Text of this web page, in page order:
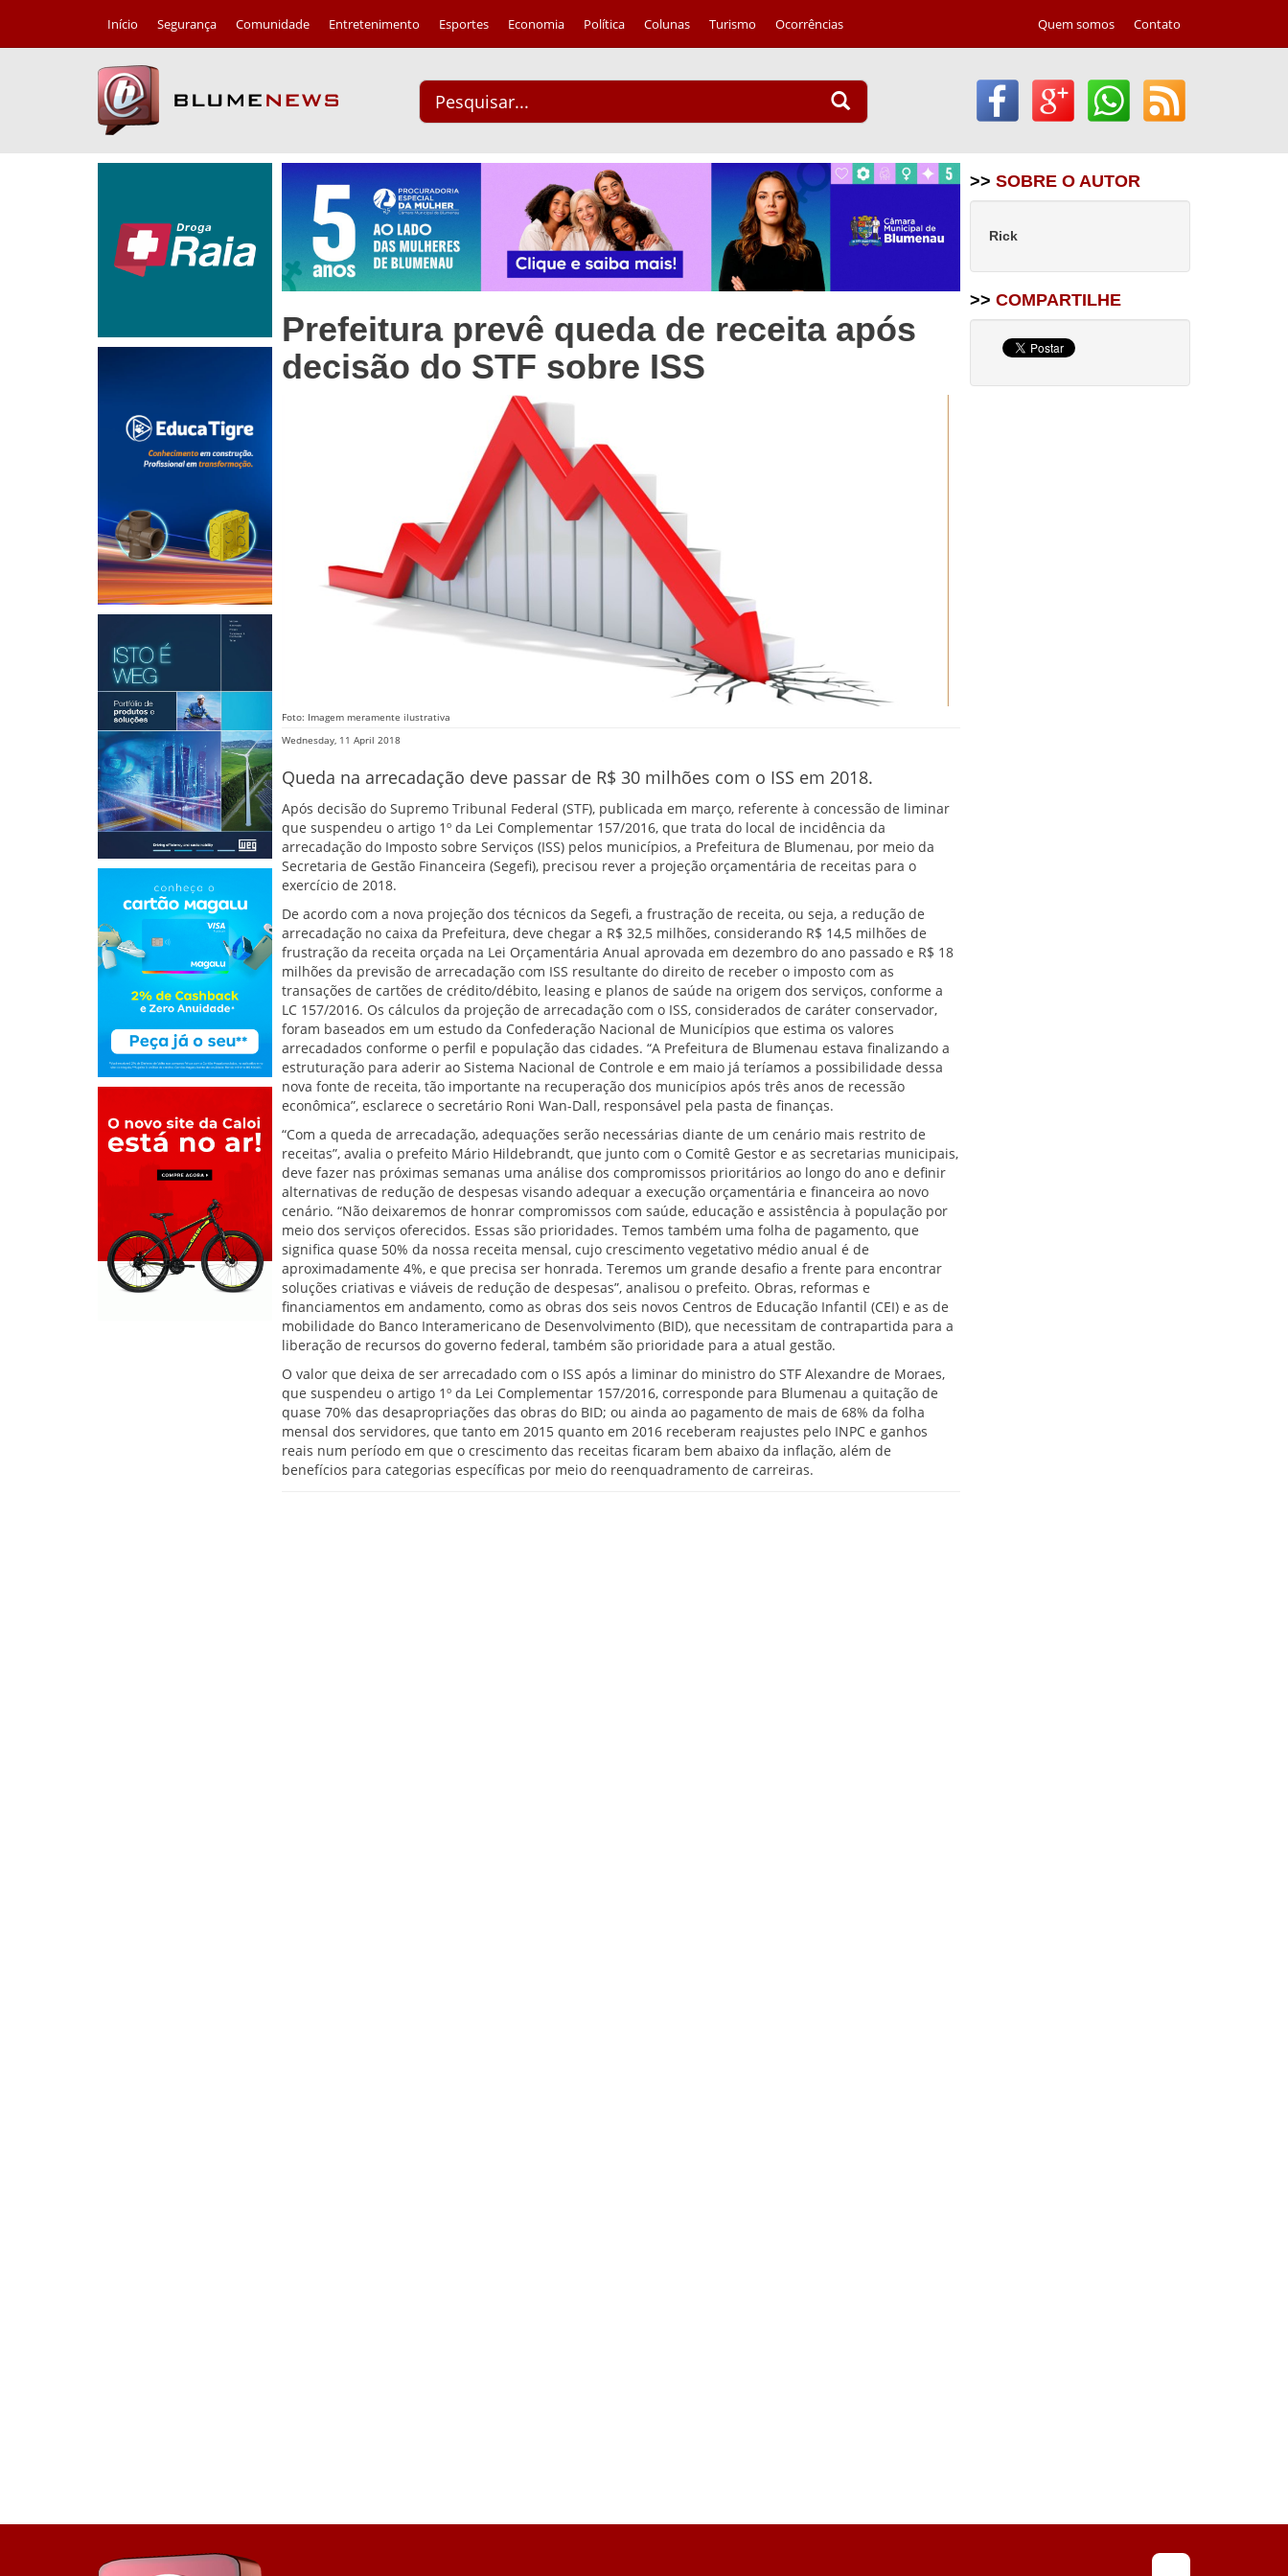
Início Segurança Comunidade Entretenimento Esportes Economia Política Colunas Turismo Ocorrências Quem somos Contato
Prefeitura prevê queda de receita após
decisão do STF sobre ISS
Foto: Imagem meramente ilustrativa
Wednesday, 11 April 2018
Queda na arrecadação deve passar de R$ 30 milhões com o ISS em 2018.
Após decisão do Supremo Tribunal Federal (STF), publicada em março, referente à concessão de liminar
que suspendeu o artigo 1º da Lei Complementar 157/2016, que trata do local de incidência da
arrecadação do Imposto sobre Serviços (ISS) pelos municípios, a Prefeitura de Blumenau, por meio da
Secretaria de Gestão Financeira (Segefi), precisou rever a projeção orçamentária de receitas para o
exercício de 2018.
De acordo com a nova projeção dos técnicos da Segefi, a frustração de receita, ou seja, a redução de
arrecadação no caixa da Prefeitura, deve chegar a R$ 32,5 milhões, considerando R$ 14,5 milhões de
frustração da receita orçada na Lei Orçamentária Anual aprovada em dezembro do ano passado e R$ 18
milhões da previsão de arrecadação com ISS resultante do direito de receber o imposto com as
transações de cartões de crédito/débito, leasing e planos de saúde na origem dos serviços, conforme a
LC 157/2016. Os cálculos da projeção de arrecadação com o ISS, considerados de caráter conservador,
foram baseados em um estudo da Confederação Nacional de Municípios que estima os valores
arrecadados conforme o perfil e população das cidades. “A Prefeitura de Blumenau estava finalizando a
estruturação para aderir ao Sistema Nacional de Controle e em maio já teríamos a possibilidade dessa
nova fonte de receita, tão importante na recuperação dos municípios após três anos de recessão
econômica”, esclarece o secretário Roni Wan-Dall, responsável pela pasta de finanças.
“Com a queda de arrecadação, adequações serão necessárias diante de um cenário mais restrito de
receitas”, avalia o prefeito Mário Hildebrandt, que junto com o Comitê Gestor e as secretarias municipais,
deve fazer nas próximas semanas uma análise dos compromissos prioritários ao longo do ano e definir
alternativas de redução de despesas visando adequar a execução orçamentária e financeira ao novo
cenário. “Não deixaremos de honrar compromissos com saúde, educação e assistência à população por
meio dos serviços oferecidos. Essas são prioridades. Temos também uma folha de pagamento, que
significa quase 50% da nossa receita mensal, cujo crescimento vegetativo médio anual é de
aproximadamente 4%, e que precisa ser honrada. Teremos um grande desafio a frente para encontrar
soluções criativas e viáveis de redução de despesas”, analisou o prefeito. Obras, reformas e
financiamentos em andamento, como as obras dos seis novos Centros de Educação Infantil (CEI) e as de
mobilidade do Banco Interamericano de Desenvolvimento (BID), que necessitam de contrapartida para a
liberação de recursos do governo federal, também são prioridade para a atual gestão.
O valor que deixa de ser arrecadado com o ISS após a liminar do ministro do STF Alexandre de Moraes,
que suspendeu o artigo 1º da Lei Complementar 157/2016, corresponde para Blumenau a quitação de
quase 70% das desapropriações das obras do BID; ou ainda ao pagamento de mais de 68% da folha
mensal dos servidores, que tanto em 2015 quanto em 2016 receberam reajustes pelo INPC e ganhos
reais num período em que o crescimento das receitas ficaram bem abaixo da inflação, além de
benefícios para categorias específicas por meio do reenquadramento de carreiras.
>> SOBRE O AUTOR
Rick
>> COMPARTILHE